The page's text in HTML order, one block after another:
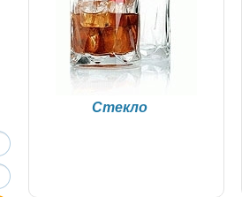
Стекло